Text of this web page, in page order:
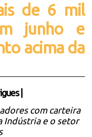
de 6 mil
junho e
acima da
com carteira
Indústria e o setor